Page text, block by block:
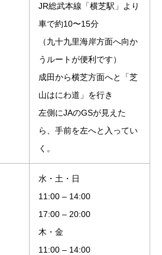
JR総武本線「横芝駅」より
車で約10〜15分
（九十九里海岸方面へ向か
うルートが便利です）
成田から横芝方面へと「芝
山はにわ道」を行き
左側にJAのGSが見えた
ら、手前を左へと入ってい
く。
水・土・日
11:00 – 14:00
17:00 – 20:00
木・金
11:00 – 14:00